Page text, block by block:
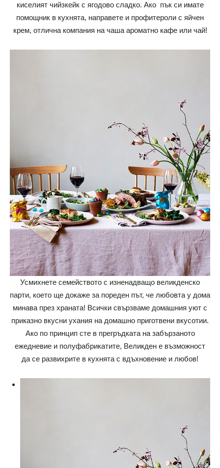
киселият чийзкейк с ягодово сладко. Ако пък си имате
помощник в кухнята, направете и профитероли с яйчен
крем, отлична компания на чаша ароматно кафе или чай!
Усмихнете семейството с изненадващо великденско
парти, което ще докаже за пореден път, че любовта у дома
минава през храната! Всички свързваме домашния уют с
приказно вкусни ухания на домашно приготвени вкусотии.
Ако по принцип сте в прегръдката на забързаното
ежедневие и полуфабрикатите, Великден е възможност
да се развихрите в кухнята с вдъхновение и любов!